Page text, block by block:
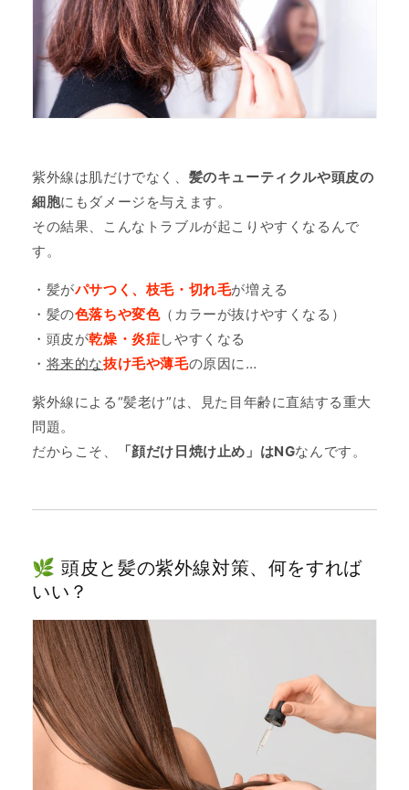
紫外線は肌だけでなく、 髪のキューティクルや頭皮の
細胞にもダメージを与えます。
その結果、こんなトラブルが起こりやすくなるんで
す。
・髪がパサつく、枝毛・切れ毛が増える
・髪の色落ちや変色（カラーが抜けやすくなる）
・頭皮が乾燥・炎症しやすくなる
・ 将来的な抜け毛や薄毛の原因に…
紫外線による“髪老け”は、見た目年齢に直結する重大
問題。
だからこそ、
「顔だけ日焼け止め」はNGなんです。
🌿 頭皮と髪の紫外線対策、何をすれば
いい？